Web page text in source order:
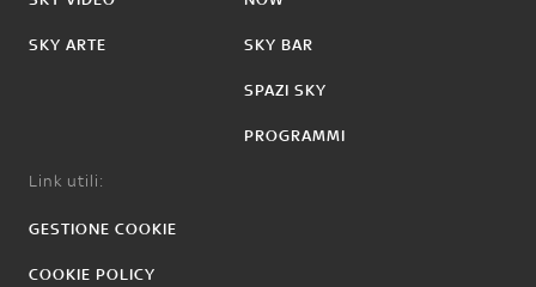
SKY ARTE SKY BAR
SPAZI SKY
PROGRAMMI
Link utili:
GESTIONE COOKIE
COOKIE POLICY